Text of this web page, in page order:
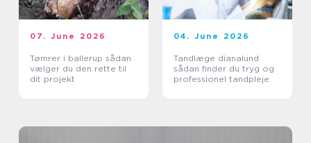
07. June 2026
Tømrer i ballerup sådan
vælger du den rette til
dit projekt
04. June 2026
Tandlæge dianalund
sådan finder du tryg og
professionel tandpleje